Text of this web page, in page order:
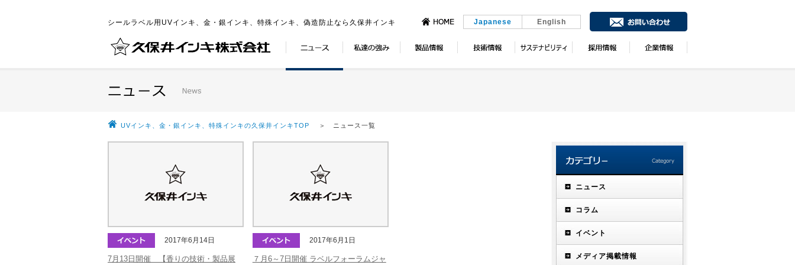
シールラベル用UVインキ、金・銀インキ、特殊インキ、偽造防止なら久保井インキ Japanese English
UVインキ、金・銀インキ、特殊インキの久保井インキTOP ＞ ニュース一覧
2017年6月14日
7月13日開催 【香りの技術・製品展
2017年6月1日
７月6～7日開催 ラベルフォーラムジャ
ニュース
コラム
イベント
メディア掲載情報